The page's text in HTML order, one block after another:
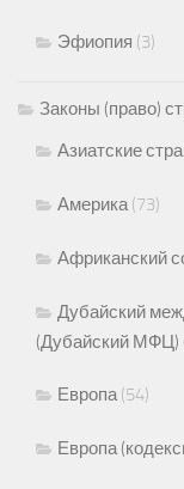
Эфиопия (3)
Законы (право)
Азиатские
Америка(73)
Африканский
Дубайский
(Дубайский МФЦ)
Европа(54)
Европа